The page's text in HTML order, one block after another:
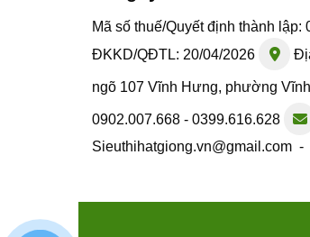
Mã số thuế/Quyết định thành
ĐKKD/QĐTL: 20/04/2026
ngõ 107 Vĩnh Hưng, phường
0902.007.668 - 0399.616.628
Sieuthihatgiong.vn@gmail.com